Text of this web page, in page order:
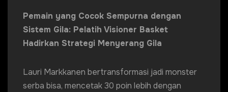
Pemain yang Cocok Sempurna dengan
Sistem Gila: Pelatih Visioner Basket
Hadirkan Strategi Menyerang Gila
Lauri Markkanen bertransformasi jadi monster
serba bisa, mencetak 30 poin lebih dengan